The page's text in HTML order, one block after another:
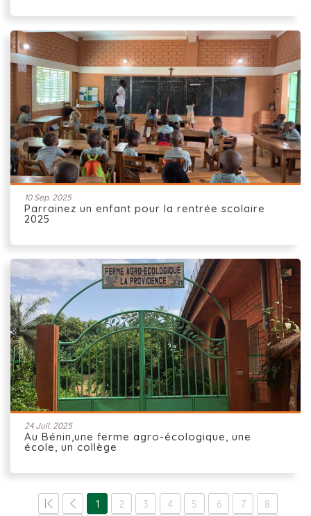
10 Sep. 2025
Parrainez un enfant pour la rentrée scolaire
2025
24 Juil. 2025
Au Bénin,une ferme agro-écologique, une
école, un collège
1 2 3 4 5 6 7
8